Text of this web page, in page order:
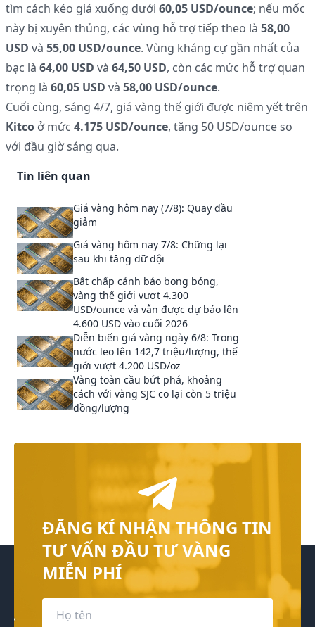
tìm cách kéo giá xuống dưới 60,05 USD/ounce; nếu mốc
này bị xuyên thủng, các vùng hỗ trợ tiếp theo là 58,00
USD và 55,00 USD/ounce. Vùng kháng cự gần nhất của
bạc là 64,00 USD và 64,50 USD, còn các mức hỗ trợ quan
trọng là 60,05 USD và 58,00 USD/ounce.
Cuối cùng, sáng 4/7, giá vàng thế giới được niêm yết trên
Kitco ở mức 4.175 USD/ounce, tăng 50 USD/ounce so
với đầu giờ sáng qua.
Tin liên quan
Giá vàng hôm nay (7/8): Quay đầu
giảm
Giá vàng hôm nay 7/8: Chững lại
sau khi tăng dữ dội
Bất chấp cảnh báo bong bóng,
vàng thế giới vượt 4.300
USD/ounce và vẫn được dự báo lên
4.600 USD vào cuối 2026
Diễn biến giá vàng ngày 6/8: Trong
nước leo lên 142,7 triệu/lượng, thế
giới vượt 4.200 USD/oz
Vàng toàn cầu bứt phá, khoảng
cách với vàng SJC co lại còn 5 triệu
đồng/lượng
ĐĂNG KÍ NHẬN THÔNG TIN
TƯ VẤN ĐẦU TƯ VÀNG
MIỄN PHÍ